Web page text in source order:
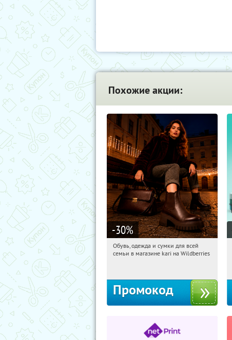
Похожие акции:
-30%
01:46:44 Получили:
Обувь, одежда и сумки для всей
семьи в магазине kari на Wildberries
Промокод